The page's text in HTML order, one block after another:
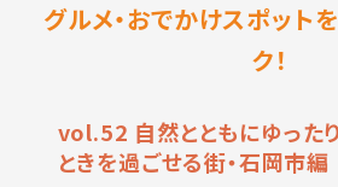
グルメ・おでかけスポット
ク！
vol.52 自然とともにゆった
ときを過ごせる街・石岡市編